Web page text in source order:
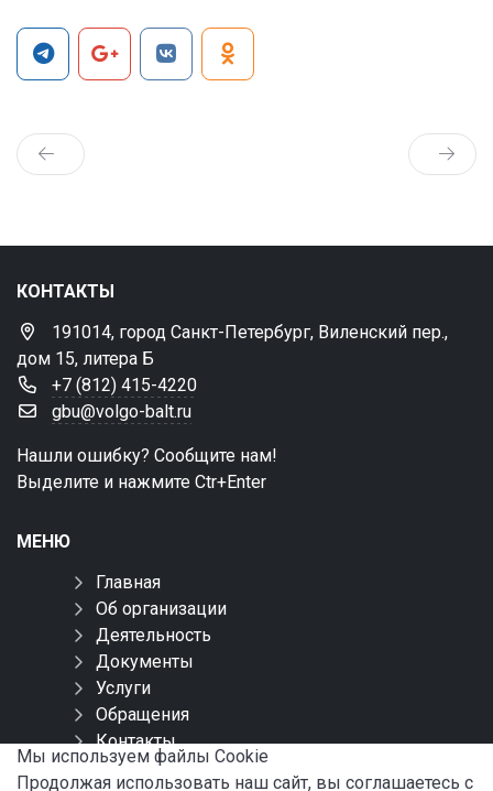
КОНТАКТЫ
191014, город Санкт-Петербург, Виленский пер.,
дом 15, литера Б
+7 (812) 415-4220
gbu@volgo-balt.ru
Нашли ошибку? Сообщите нам!
Выделите и нажмите Ctr+Enter
МЕНЮ
Главная
Об организации
Деятельность
Документы
Услуги
Обращения
Контакты
Карта сайта
Мы используем файлы Сookie
Продолжая использовать наш сайт, вы соглашаетесь с